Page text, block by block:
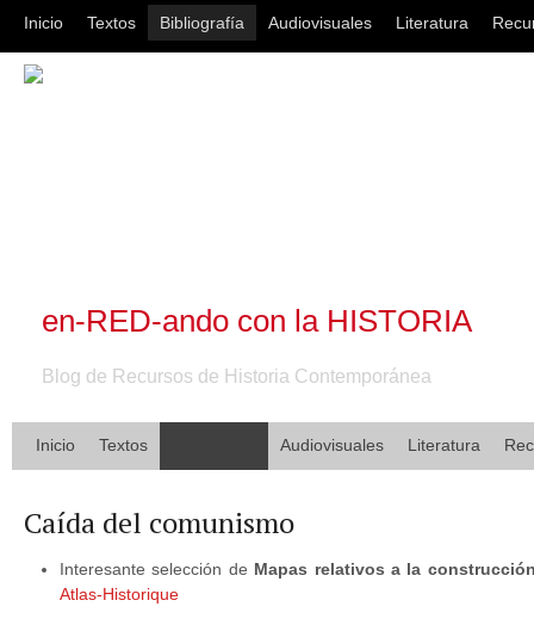
Inicio Textos Bibliografía Audiovisuales Literatura
en-RED-ando con la HISTORIA
Blog de Recursos de Historia Contemporánea
Inicio Textos Audiovisuales Literatura
Caída del comunismo
Interesante selección de Mapas relativos a la
Atlas-Historique